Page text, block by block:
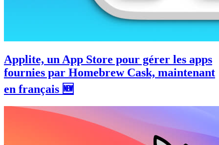
Applite, un App Store pour gérer les apps
fournies par Homebrew Cask, maintenant
en français 🆕